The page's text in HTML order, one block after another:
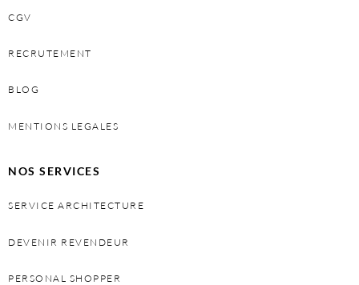
CGV
RECRUTEMENT
BLOG
MENTIONS LEGALES
NOS SERVICES
SERVICE ARCHITECTURE
DEVENIR REVENDEUR
PERSONAL SHOPPER